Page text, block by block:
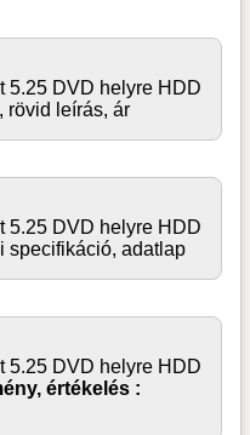
5.25 DVD helyre HDD
rövid leírás, ár
5.25 DVD helyre HDD
specifikáció, adatlap
5.25 DVD helyre HDD
értékelés :